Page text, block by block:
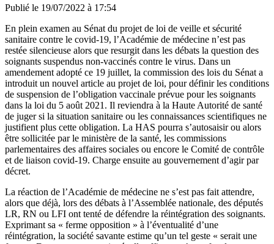
Publié le 19/07/2022 à 17:54
En plein examen au Sénat du projet de loi de veille et sécurité
sanitaire contre le covid-19, l’Académie de médecine n’est pas
restée silencieuse alors que resurgit dans les débats la question des
soignants suspendus non-vaccinés contre le virus. Dans un
amendement adopté ce 19 juillet, la commission des lois du Sénat a
introduit un nouvel article au projet de loi, pour définir les conditions
de suspension de l’obligation vaccinale prévue pour les soignants
dans la loi du 5 août 2021. Il reviendra à la Haute Autorité de santé
de juger si la situation sanitaire ou les connaissances scientifiques ne
justifient plus cette obligation. La HAS pourra s’autosaisir ou alors
être sollicitée par le ministère de la santé, les commissions
parlementaires des affaires sociales ou encore le Comité de contrôle
et de liaison covid-19. Charge ensuite au gouvernement d’agir par
décret.
La réaction de l’Académie de médecine ne s’est pas fait attendre,
alors que déjà, lors des débats à l’Assemblée nationale, des députés
LR, RN ou LFI ont tenté de défendre la réintégration des soignants.
Exprimant sa « ferme opposition » à l’éventualité d’une
réintégration, la société savante estime qu’un tel geste « serait une